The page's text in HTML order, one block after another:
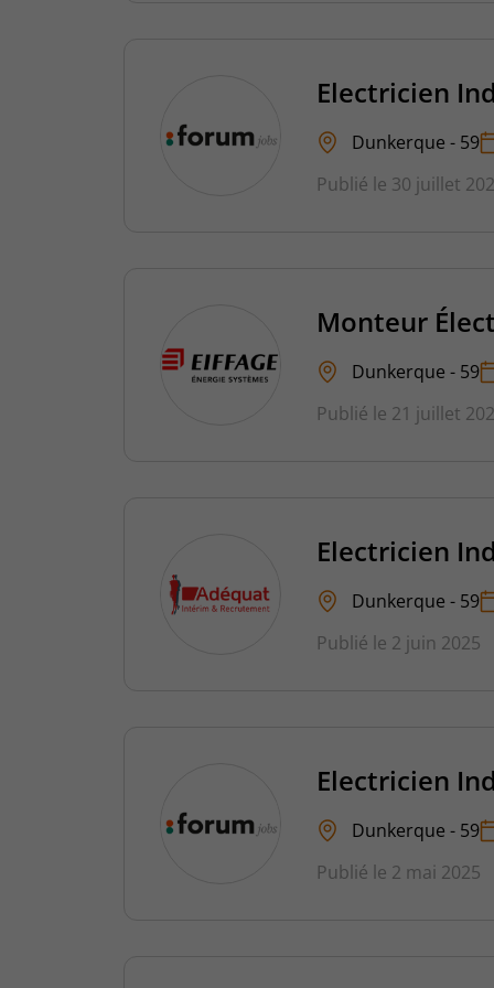
Electricien
Dunkerque - 59
Publié le 30 juillet
Monteur
Dunkerque - 59
Publié le 21 juillet
Electricien
Dunkerque - 59
Publié le 2 juin 2025
Electricien
Dunkerque - 59
Publié le 2 mai 2025